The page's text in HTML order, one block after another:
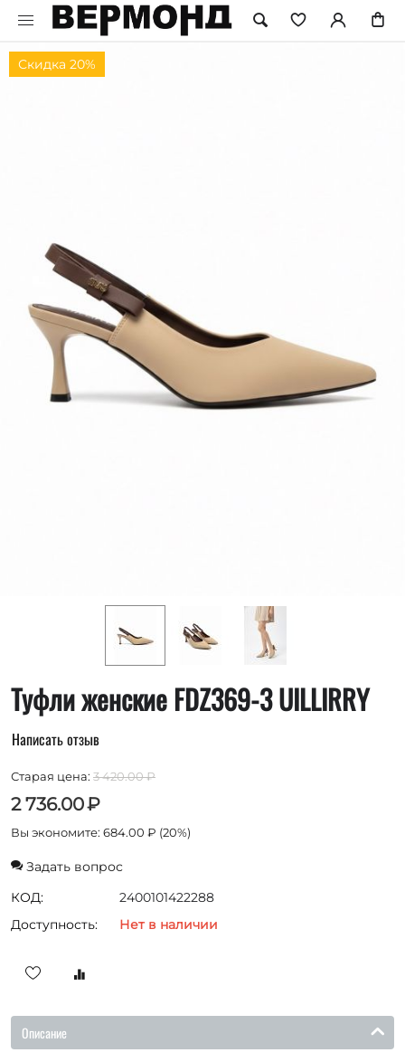
Скидка 20%
Туфли женские FDZ369-3 UILLIRRY
Написать отзыв
Старая цена: 3 420.00₽
2 736.00₽
Вы экономите: 684.00 ₽ (20%)
Задать вопрос
КОД:
2400101422288
Доступность:
Нет в наличии
Описание